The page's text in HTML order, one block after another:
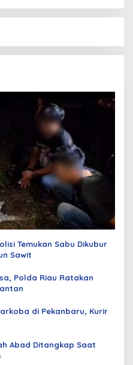
Temukan Sabu Dikubur
Sawit
Polda Riau Ratakan
di Pekanbaru, Kurir
Abad Ditangkap Saat